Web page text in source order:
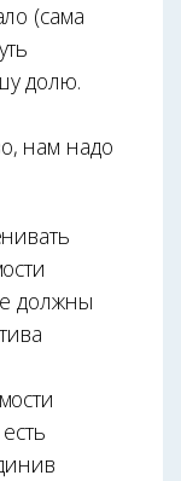
(сама
долю.
нам надо
должны